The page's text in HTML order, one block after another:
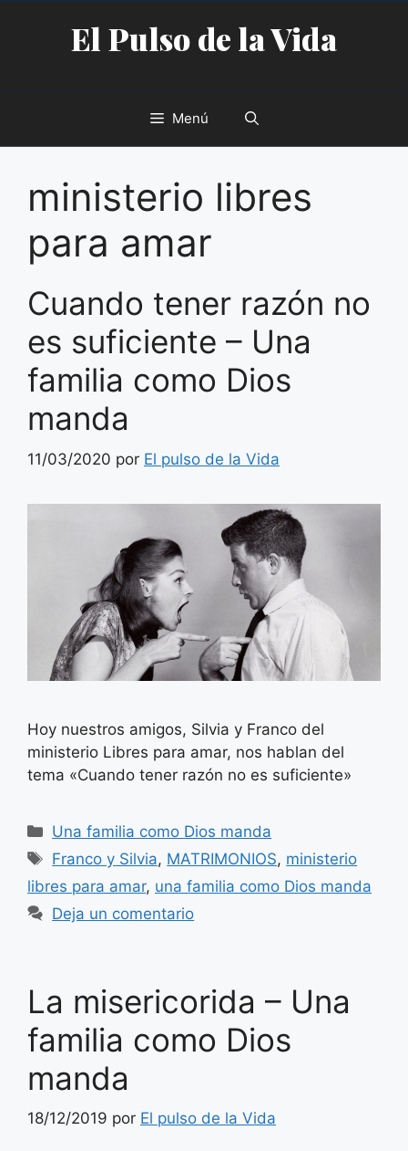
contenidoEl Pulso de la Vida
Menú
ministerio libres
para amar
Cuando tener razón no
es suficiente – Una
familia como Dios
manda
11/03/2020 por El pulso de la Vida
Hoy nuestros amigos, Silvia y Franco del
ministerio Libres para amar, nos hablan del
tema «Cuando tener razón no es suficiente»
Categorías
Una familia como Dios manda
Etiquetas
Franco y Silvia, MATRIMONIOS, ministerio
libres para amar, una familia como Dios manda
Deja un comentario
La misericorida – Una
familia como Dios
manda
18/12/2019 por El pulso de la Vida